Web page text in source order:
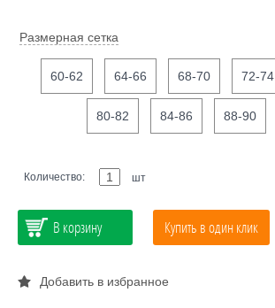
Размерная сетка
60-62 64-66 68-70 72-74
80-82 84-86 88-90
Количество: шт
В корзину Купить в один клик
Добавить в избранное